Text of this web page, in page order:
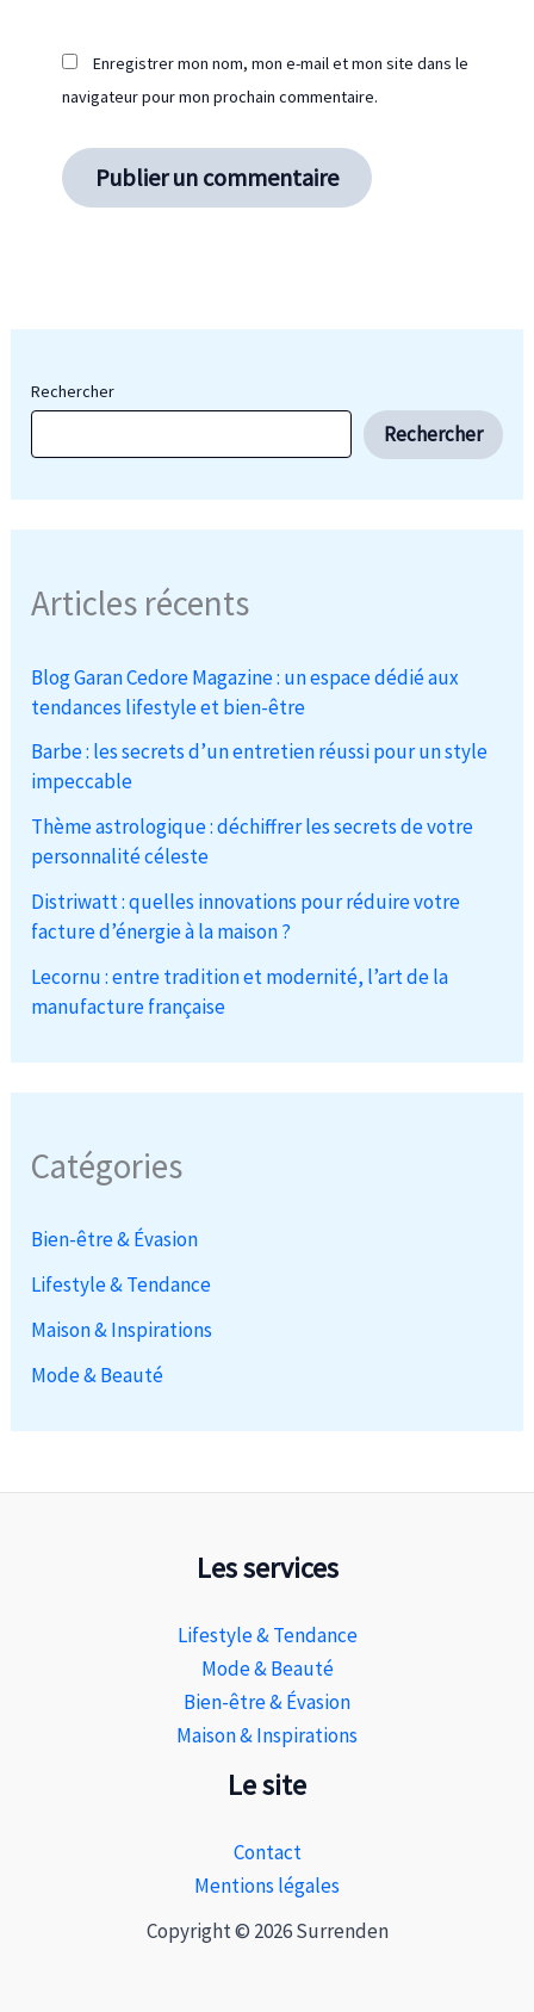
Enregistrer mon nom, mon e-mail et mon site dans le
navigateur pour mon prochain commentaire.
Rechercher
Rechercher
Articles récents
Blog Garan Cedore Magazine : un espace dédié aux
tendances lifestyle et bien-être
Barbe : les secrets d’un entretien réussi pour un style
impeccable
Thème astrologique : déchiffrer les secrets de votre
personnalité céleste
Distriwatt : quelles innovations pour réduire votre
facture d’énergie à la maison ?
Lecornu : entre tradition et modernité, l’art de la
manufacture française
Catégories
Bien-être & Évasion
Lifestyle & Tendance
Maison & Inspirations
Mode & Beauté
Les services
Lifestyle & Tendance
Mode & Beauté
Bien-être & Évasion
Maison & Inspirations
Le site
Contact
Mentions légales
Copyright © 2026 Surrenden